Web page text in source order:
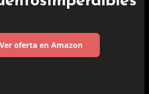
Ver oferta en Amazon